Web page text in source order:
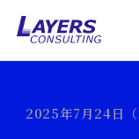
2025年7月24日